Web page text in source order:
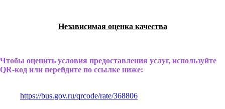
Независимая оценка качества
Чтобы оценить условия предоставления услуг, используйте
QR-код или перейдите по ссылке ниже:
https://bus.gov.ru/qrcode/rate/368806